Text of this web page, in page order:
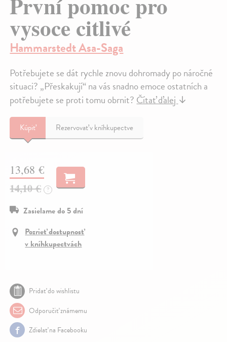
vysoce citlivé
Hammarstedt Asa-Saga
Potřebujete se dát rychle znovu dohromady po náročné
situaci? „Přeskakují“ na vás snadno emoce ostatních a
potřebujete se proti tomu obrnit?Čítať ďalej↓
Kúpiť Rezervovať v kníhkupectve
13,68 €
14,10 €
?
Zasielame do 5 dní
Pozrieť dostupnosť
v kníhkupectvách
Pridať do wishlistu
Odporučiť známemu
Zdielať na Facebooku